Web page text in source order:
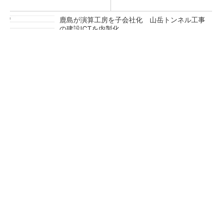
鹿島が演算工房を子会社化 山岳トンネル工事
の建設ICTを内製化